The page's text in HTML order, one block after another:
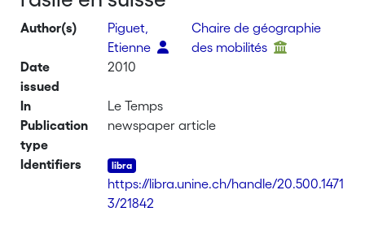
Author(s)
Piguet,
Etienne
Chaire de géographie
des mobilités
Date
issued
2010
In
Le Temps
Publication
type
newspaper article
Identifiers
https://libra.unine.ch/handle/20.500.1471
3/21842